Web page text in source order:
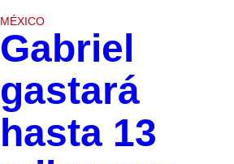
MÉXICO
Gabriel
gastará
hasta 13